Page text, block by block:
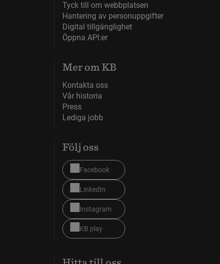
Tyck till om webbplatsen
Hantering av personuppgifter
Digital tillgänglighet
Öppna API:er
Mer om KB
Kontakta oss
Vår historia
Press
Lediga jobb
Följ oss
Facebook
LinkedIn
Instagram
KB play